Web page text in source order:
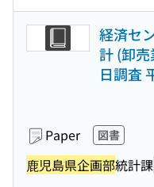
経済セ
計 (卸
日調査
Paper 図書
鹿児島県企画部統計課